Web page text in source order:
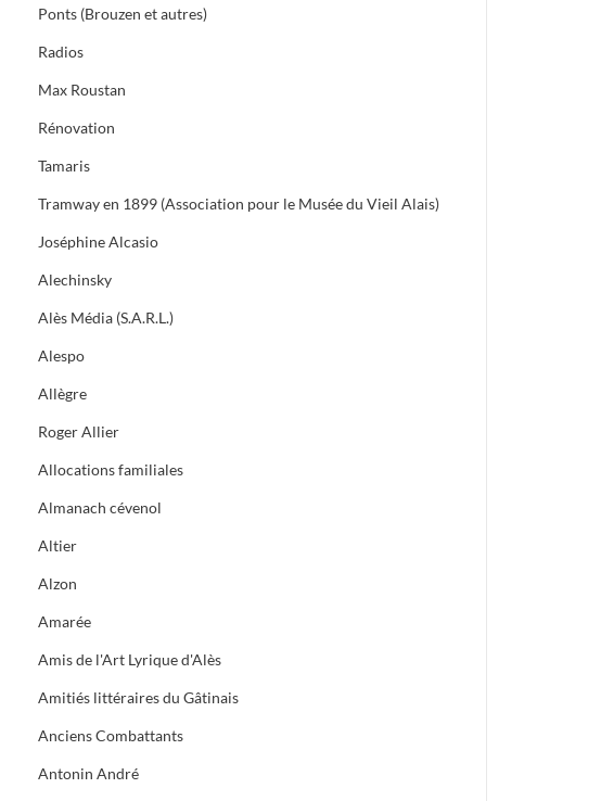
Ponts (Brouzen et autres)
Radios
Max Roustan
Rénovation
Tamaris
Tramway en 1899 (Association pour le Musée du Vieil Alais)
Joséphine Alcasio
Alechinsky
Alès Média (S.A.R.L.)
Alespo
Allègre
Roger Allier
Allocations familiales
Almanach cévenol
Altier
Alzon
Amarée
Amis de l'Art Lyrique d'Alès
Amitiés littéraires du Gâtinais
Anciens Combattants
Antonin André